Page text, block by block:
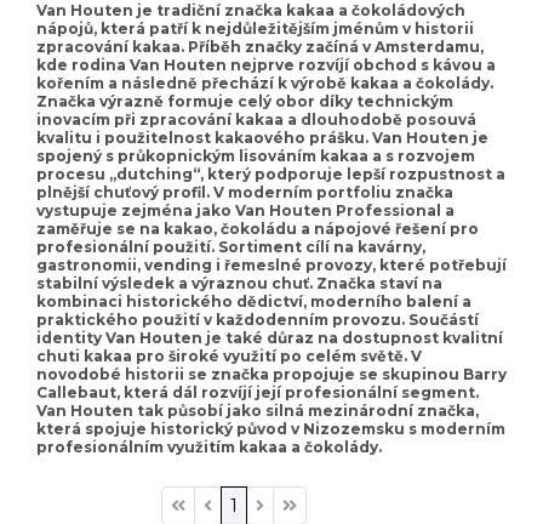
Van Houten je tradiční značka kakaa a čokoládových
nápojů, která patří k nejdůležitějším jménům v historii
zpracování kakaa. Příběh značky začíná v Amsterdamu,
kde rodina Van Houten nejprve rozvíjí obchod s kávou a
kořením a následně přechází k výrobě kakaa a čokolády.
Značka výrazně formuje celý obor díky technickým
inovacím při zpracování kakaa a dlouhodobě posouvá
kvalitu i použitelnost kakaového prášku. Van Houten je
spojený s průkopnickým lisováním kakaa a s rozvojem
procesu „dutching“, který podporuje lepší rozpustnost a
plnější chuťový profil. V moderním portfoliu značka
vystupuje zejména jako Van Houten Professional a
zaměřuje se na kakao, čokoládu a nápojové řešení pro
profesionální použití. Sortiment cílí na kavárny,
gastronomii, vending i řemeslné provozy, které potřebují
stabilní výsledek a výraznou chuť. Značka staví na
kombinaci historického dědictví, moderního balení a
praktického použití v každodenním provozu. Součástí
identity Van Houten je také důraz na dostupnost kvalitní
chuti kakaa pro široké využití po celém světě. V
novodobé historii se značka propojuje se skupinou Barry
Callebaut, která dál rozvíjí její profesionální segment.
Van Houten tak působí jako silná mezinárodní značka,
která spojuje historický původ v Nizozemsku s moderním
profesionálním využitím kakaa a čokolády.
1